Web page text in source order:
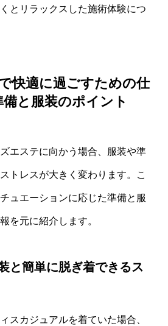
とリラックスした施術体験につ
快適に過ごすための仕
と服装のポイント
エステに向かう場合、服装や準
トレスが大きく変わります。こ
ュエーションに応じた準備と服
を元に紹介します。
と簡単に脱ぎ着できるス
スカジュアルを着ていた場合、